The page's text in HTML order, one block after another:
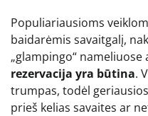
Populiariausioms
baidarėmis savaitgalį,
„glampingo“
rezervacija yra būtina.
trumpas, todėl
prieš kelias savaites ar